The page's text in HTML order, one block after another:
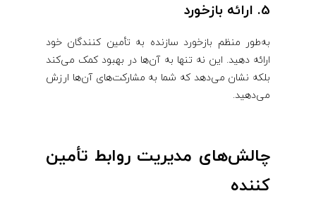
5. ارائه بازخورد
به‌طور منظم بازخورد سازنده به تأمین ‌کنندگان خود
ارائه دهید. این نه تنها به آن‌ها در بهبود کمک می‌کند
بلکه نشان می‌دهد که شما به مشارکت‌های آن‌ها ارزش
می‌دهید.
چالش‌های مدیریت روابط تأمین‌
کننده